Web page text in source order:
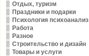
Отдых, туризм
Праздники и подарки
Психология психоанализ
Работа
Разное
Строительство и дизайн
Товары и услуги